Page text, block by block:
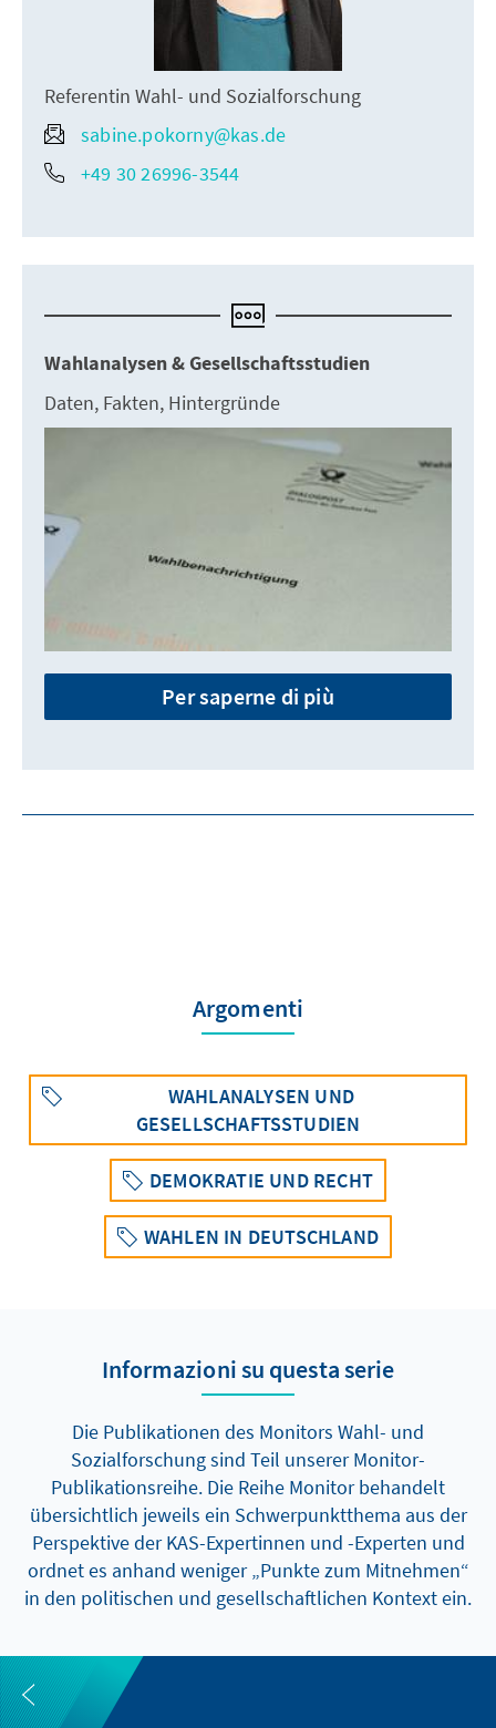
Referentin Wahl- und Sozialforschung
sabine.pokorny@kas.de
+49 30 26996-3544
Wahlanalysen & Gesellschaftsstudien
Daten, Fakten, Hintergründe
Per saperne di più
Argomenti
WAHLANALYSEN UND
GESELLSCHAFTSSTUDIEN
DEMOKRATIE UND RECHT
WAHLEN IN DEUTSCHLAND
Informazioni su questa serie
Die Publikationen des Monitors Wahl- und
Sozialforschung sind Teil unserer Monitor-
Publikationsreihe. Die Reihe Monitor behandelt
übersichtlich jeweils ein Schwerpunktthema aus der
Perspektive der KAS-Expertinnen und -Experten und
ordnet es anhand weniger „Punkte zum Mitnehmen“
in den politischen und gesellschaftlichen Kontext ein.